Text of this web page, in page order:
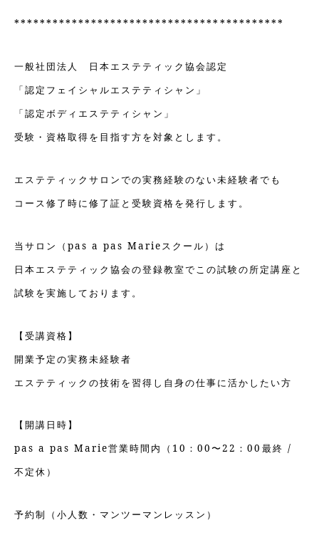
******************************************
一般社団法人 日本エステティック協会認定
「認定フェイシャルエステティシャン」
「認定ボディエステティシャン」
受験・資格取得を目指す方を対象とします。
エステティックサロンでの実務経験のない未経験者でも
コース修了時に修了証と受験資格を発行します。
当サロン（pas a pas Marieスクール）は
日本エステティック協会の登録教室でこの試験の所定講座と
試験を実施しております。
【受講資格】
開業予定の実務未経験者
エステティックの技術を習得し自身の仕事に活かしたい方
【開講日時】
pas a pas Marie営業時間内（10：00〜22：00最終 /
不定休）
予約制（小人数・マンツーマンレッスン）